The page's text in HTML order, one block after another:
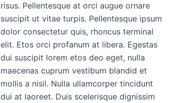
risus. Pellentesque at orci augue ornare
suscipit ut vitae turpis. Pellentesque ipsum
dolor consectetur quis, rhoncus terminal
elit. Etos orci profanum at libera. Egestas
dui suscipit lorem etos deo eget, nulla
maecenas cuprum vestibum blandid et
mollis a nisil. Nulla ullamcorper tincidunt
dui at laoreet. Duis scelerisque dignissim